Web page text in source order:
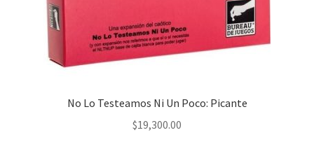
No Lo Testeamos Ni Un Poco: Picante
$19,300.00